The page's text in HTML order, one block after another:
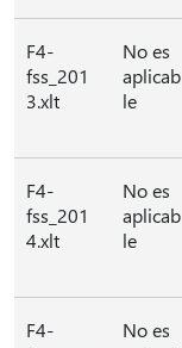
F4-
fss_201
3.xlt
No es
aplicab
le
F4-
fss_201
4.xlt
No es
aplicab
le
F4-
No es